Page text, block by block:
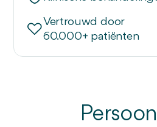
Vertrouwd door
60.000+ patiënten